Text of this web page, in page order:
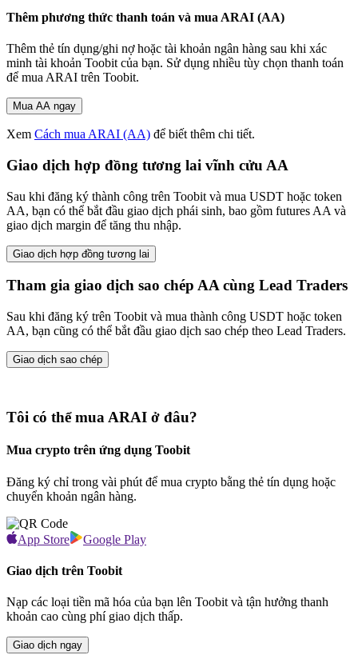
Thêm phương thức thanh toán và mua ARAI (AA)
Thêm thẻ tín dụng/ghi nợ hoặc tài khoản ngân hàng sau khi xác
minh tài khoản Toobit của bạn. Sử dụng nhiều tùy chọn thanh toán
để mua ARAI trên Toobit.
Mua AA ngay
Xem Cách mua ARAI (AA) để biết thêm chi tiết.
Giao dịch hợp đồng tương lai vĩnh cửu AA
Sau khi đăng ký thành công trên Toobit và mua USDT hoặc token
AA, bạn có thể bắt đầu giao dịch phái sinh, bao gồm futures AA và
giao dịch margin để tăng thu nhập.
Giao dịch hợp đồng tương lai
Tham gia giao dịch sao chép AA cùng Lead Traders
Sau khi đăng ký trên Toobit và mua thành công USDT hoặc token
AA, bạn cũng có thể bắt đầu giao dịch sao chép theo Lead Traders.
Giao dịch sao chép
Tôi có thể mua ARAI ở đâu?
Mua crypto trên ứng dụng Toobit
Đăng ký chỉ trong vài phút để mua crypto bằng thẻ tín dụng hoặc
chuyển khoản ngân hàng.
App Store Google Play
Giao dịch trên Toobit
Nạp các loại tiền mã hóa của bạn lên Toobit và tận hưởng thanh
khoản cao cùng phí giao dịch thấp.
Giao dịch ngay